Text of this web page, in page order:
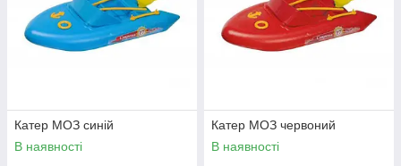
Катер МОЗ синій
В наявності
Катер МОЗ червоний
В наявності